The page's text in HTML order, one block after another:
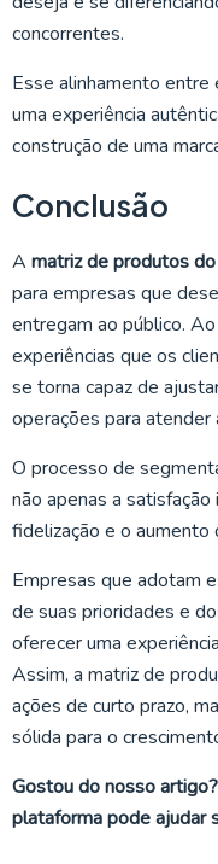
concorrentes.
Esse alinhamento
uma experiência
construção de uma
Conclusão
A matriz de produtos
para empresas que
entregam ao público.
experiências que os
se torna capaz de
operações para atender
O processo de
não apenas a
fidelização e o aumento
Empresas que adotam
de suas prioridades e
oferecer uma
Assim, a matriz de
ações de curto prazo,
sólida para o
Gostou do nosso artigo?
plataforma pode ajudar